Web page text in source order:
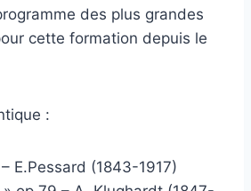
des plus grandes
cette formation depuis le
:
E.Pessard (1843-1917)